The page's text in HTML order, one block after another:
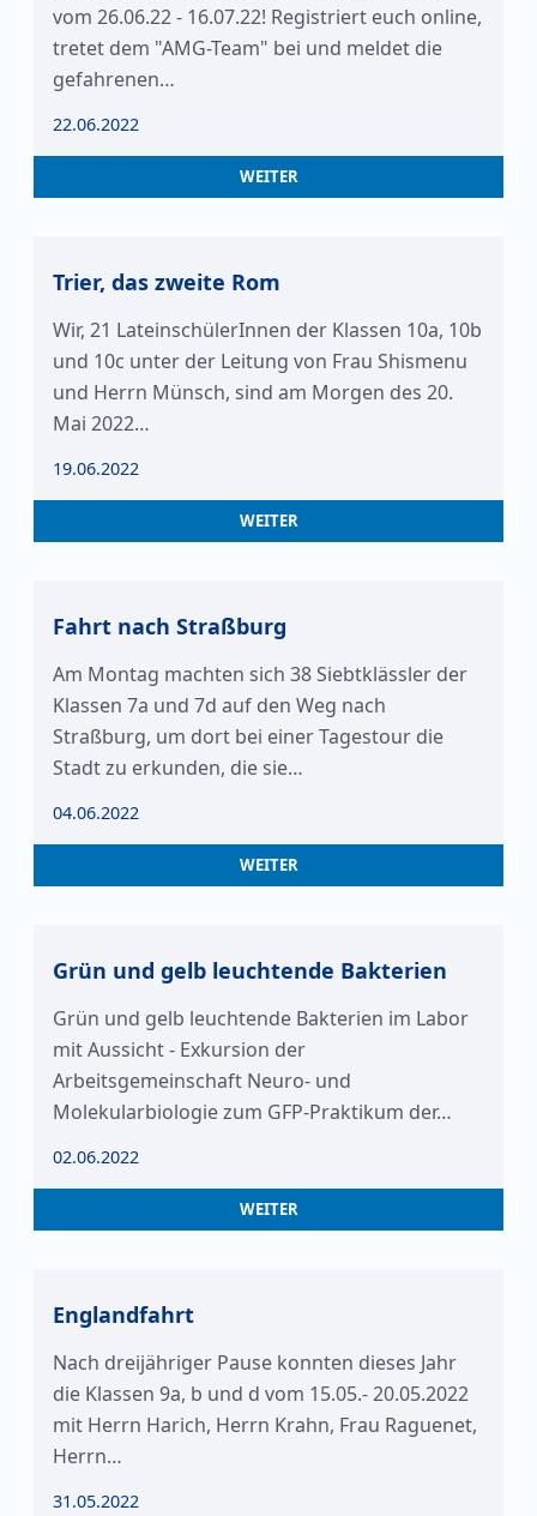
vom 26.06.22 - 16.07.22! Registriert euch online,
tretet dem "AMG-Team" bei und meldet die
gefahrenen…
22.06.2022
WEITER
Trier, das zweite Rom
Wir, 21 LateinschülerInnen der Klassen 10a, 10b
und 10c unter der Leitung von Frau Shismenu
und Herrn Münsch, sind am Morgen des 20.
Mai 2022…
19.06.2022
WEITER
Fahrt nach Straßburg
Am Montag machten sich 38 Siebtklässler der
Klassen 7a und 7d auf den Weg nach
Straßburg, um dort bei einer Tagestour die
Stadt zu erkunden, die sie…
04.06.2022
WEITER
Grün und gelb leuchtende Bakterien
Grün und gelb leuchtende Bakterien im Labor
mit Aussicht - Exkursion der
Arbeitsgemeinschaft Neuro- und
Molekularbiologie zum GFP-Praktikum der…
02.06.2022
WEITER
Englandfahrt
Nach dreijähriger Pause konnten dieses Jahr
die Klassen 9a, b und d vom 15.05.- 20.05.2022
mit Herrn Harich, Herrn Krahn, Frau Raguenet,
Herrn…
31.05.2022